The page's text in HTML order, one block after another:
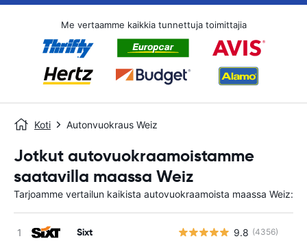
Me vertaamme kaikkia tunnettuja toimittajia
Koti Autonvuokraus Weiz
Jotkut autovuokraamoistamme
saatavilla maassa Weiz
Tarjoamme vertailun kaikista autovuokraamoista maassa Weiz:
Sixt 9.8 (4356)